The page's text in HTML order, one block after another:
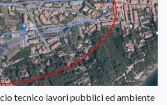
tecnico lavori pubblici ed ambiente